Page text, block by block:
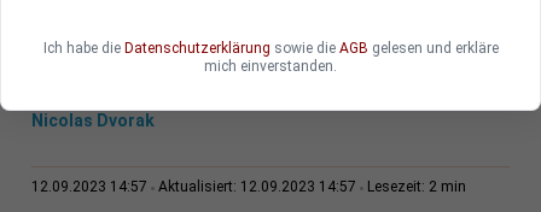
Nicolas Dvorak
12.09.2023 14:57 Aktualisiert: 12.09.2023 14:57 Lesezeit: 2 min
Ich habe die Datenschutzerklärung sowie die AGB gelesen und erkläre
mich einverstanden.